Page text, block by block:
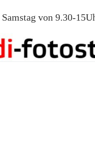
Samstag von 9.30-